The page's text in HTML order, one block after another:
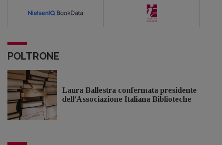
POLTRONE
Laura Ballestra confermata presidente
dell’Associazione Italiana Biblioteche